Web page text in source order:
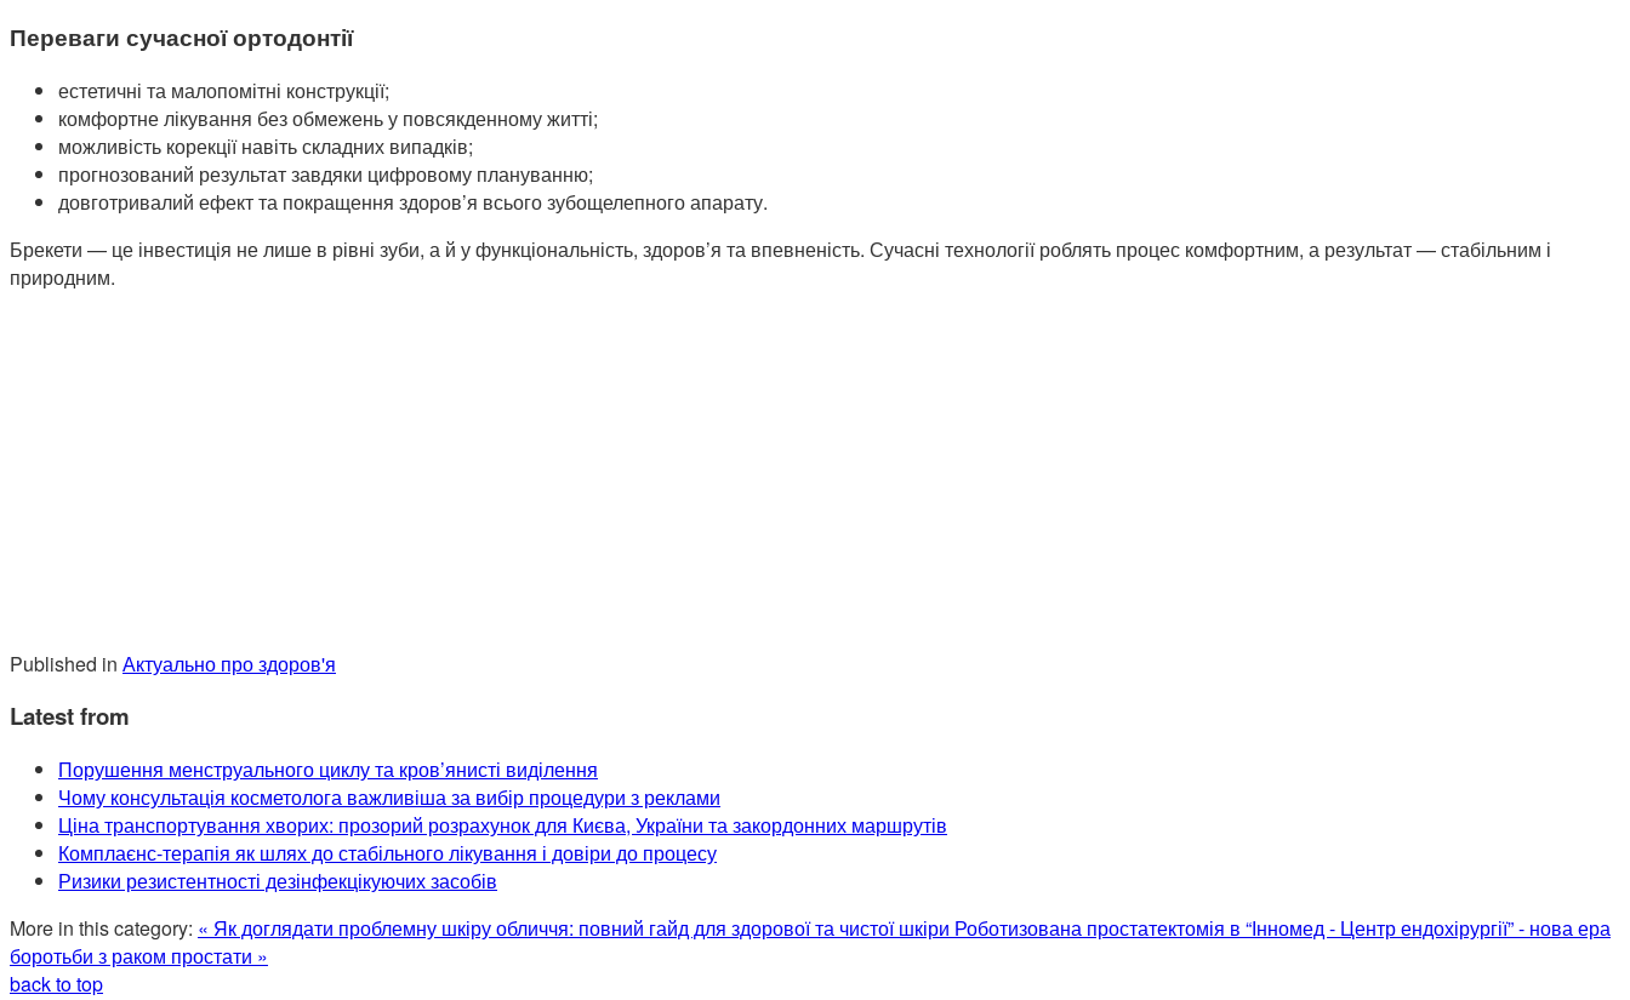
Переваги сучасної ортодонтії
естетичні та малопомітні конструкції;
комфортне лікування без обмежень у повсякденному житті;
можливість корекції навіть складних випадків;
прогнозований результат завдяки цифровому плануванню;
довготривалий ефект та покращення здоров’я всього зубощелепного апарату.
Брекети — це інвестиція не лише в рівні зуби, а й у функціональність, здоров’я та впевненість. Сучасні технології роблять процес комфортним, а результат — стабільним і
природним.
Published in Актуально про здоров'я
Latest from
Порушення менструального циклу та кров’янисті виділення
Чому консультація косметолога важливіша за вибір процедури з реклами
Ціна транспортування хворих: прозорий розрахунок для Києва, України та закордонних маршрутів
Комплаєнс-терапія як шлях до стабільного лікування і довіри до процесу
Ризики резистентності дезінфекцікуючих засобів
More in this category: « Як доглядати проблемну шкіру обличчя: повний гайд для здорової та чистої шкіри Роботизована простатектомія в “Інномед - Центр ендохірургії” - нова ера
боротьби з раком простати »
back to top